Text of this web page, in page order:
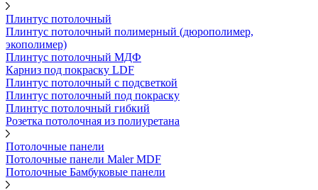
Плинтус потолочный
Плинтус потолочный полимерный (дюрополимер,
экополимер)
Плинтус потолочный МДФ
Карниз под покраску LDF
Плинтус потолочный с подсветкой
Плинтус потолочный под покраску
Плинтус потолочный гибкий
Розетка потолочная из полиуретана
Потолочные панели
Потолочные панели Maler MDF
Потолочные Бамбуковые панели